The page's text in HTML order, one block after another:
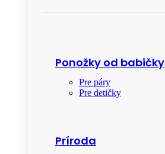
Ponožky od babičky
Pre páry
Pre detičky
Príroda